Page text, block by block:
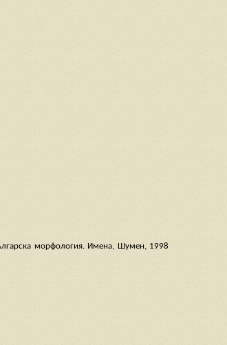
морфология. Имена, Шумен, 1998